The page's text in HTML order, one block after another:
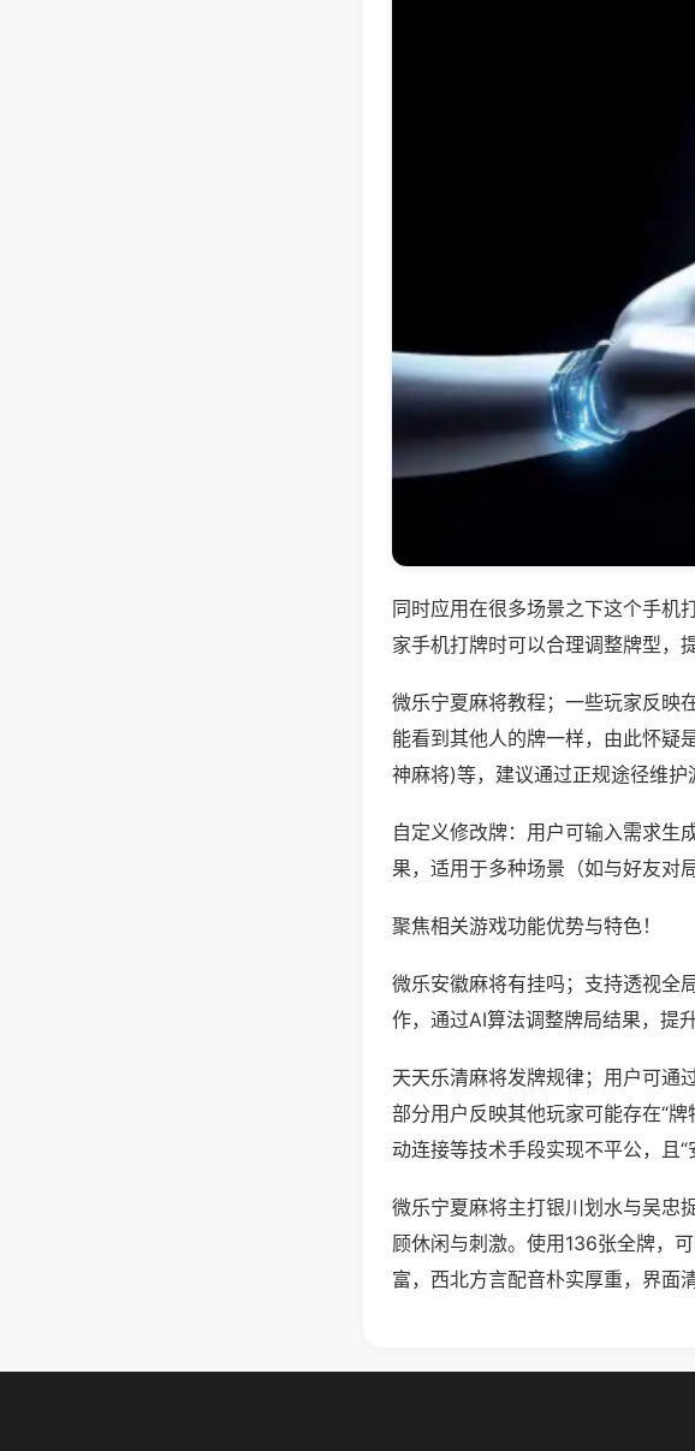
同时应用在很多场景之下这个手机
家手机打牌时可以合理调整牌型，
微乐宁夏麻将教程；一些玩家反映
能看到其他人的牌一样，由此怀疑
神麻将)等，建议通过正规途径维护
自定义修改牌：用户可输入需求生
果，适用于多种场景（如与好友对
聚焦相关游戏功能优势与特色！
微乐安徽麻将有挂吗；支持透视全
作，通过AI算法调整牌局结果，提升
天天乐清麻将发牌规律；用户可通
部分用户反映其他玩家可能存在“
动连接等技术手段实现不平公，且“
微乐宁夏麻将主打银川划水与吴忠
顾休闲与刺激。使用136张全牌，
富，西北方言配音朴实厚重，界面